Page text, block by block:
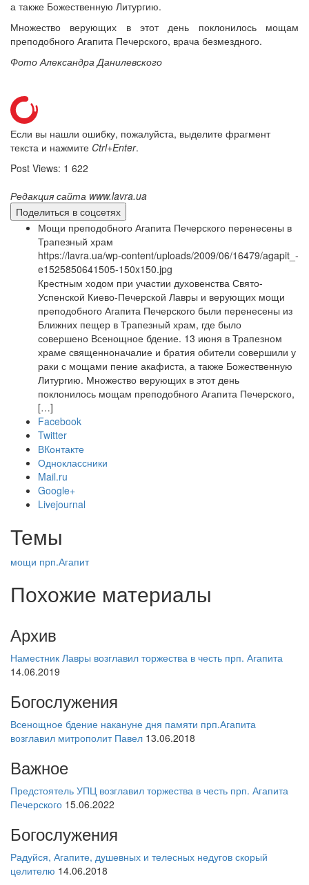
Онлайн трансляции
Веб-камеры
12 сентября 2015
12 сентября 2015
12 сентября 2015Название трансляции
12 сентября 2015Название трансляции
12 сентября 2015
Перейти к архиву
а также Божественную Литургию.
Множество верующих в этот день поклонилось мощам
преподобного Агапита Печерского, врача безмездного.
Фото Александра Данилевского
Если вы нашли ошибку, пожалуйста, выделите фрагмент
текста и нажмите Ctrl+Enter.
Post Views: 1 622
Редакция сайта www.lavra.ua
Поделиться в соцсетях
Мощи преподобного Агапита Печерского перенесены в
Трапезный храм
https://lavra.ua/wp-content/uploads/2009/06/16479/agapit_-
e1525850641505-150x150.jpg
Крестным ходом при участии духовенства Свято-
Успенской Киево-Печерской Лавры и верующих мощи
преподобного Агапита Печерского были перенесены из
Ближних пещер в Трапезный храм, где было
совершено Всенощное бдение. 13 июня в Трапезном
храме священноначалие и братия обители совершили у
раки с мощами пение акафиста, а также Божественную
Литургию. Множество верующих в этот день
поклонилось мощам преподобного Агапита Печерского,
[…]
Facebook
Twitter
ВКонтакте
Одноклассники
Mail.ru
Google+
Livejournal
Темы
мощи прп.Агапит
Похожие материалы
Архив
Наместник Лавры возглавил торжества в честь прп. Агапита
14.06.2019
Богослужения
Всенощное бдение накануне дня памяти прп.Агапита
возглавил митрополит Павел 13.06.2018
Важное
Предстоятель УПЦ возглавил торжества в честь прп. Агапита
Печерского 15.06.2022
Богослужения
Радуйся, Агапите, душевных и телесных недугов скорый
целителю 14.06.2018